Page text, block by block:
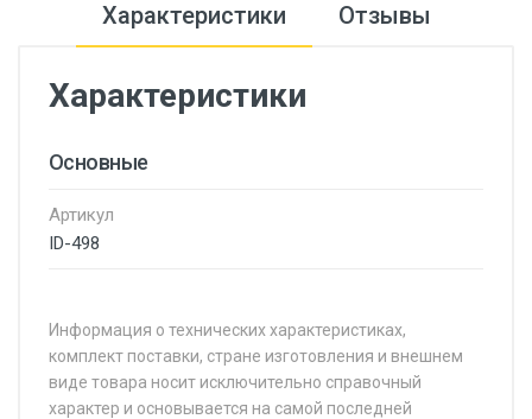
Характеристики Отзывы
Характеристики
Основные
Артикул
ID-498
Информация о технических характеристиках,
комплект поставки, стране изготовления и внешнем
виде товара носит исключительно справочный
характер и основывается на самой последней